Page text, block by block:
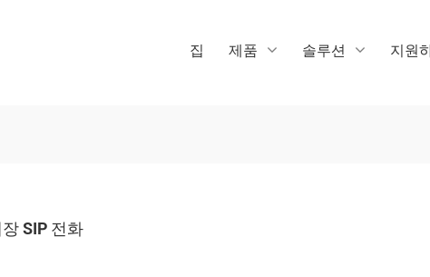
집 제품 솔루션 지원
SIP 전화